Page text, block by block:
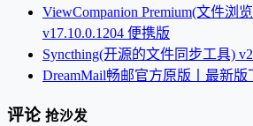
ViewCompanion Premium(文件浏
v17.10.0.1204 便携版
Syncthing(开源的文件同步工具)
DreamMail畅邮官方原版丨最新版
评论 抢沙发